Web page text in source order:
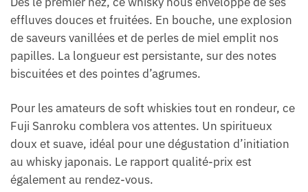
effluves douces et fruitées. En bouche, une explosion
de saveurs vanillées et de perles de miel emplit nos
papilles. La longueur est persistante, sur des notes
biscuitées et des pointes d’agrumes.
Pour les amateurs de soft whiskies tout en rondeur, ce
Fuji Sanroku comblera vos attentes. Un spiritueux
doux et suave, idéal pour une dégustation d’initiation
au whisky japonais. Le rapport qualité-prix est
également au rendez-vous.